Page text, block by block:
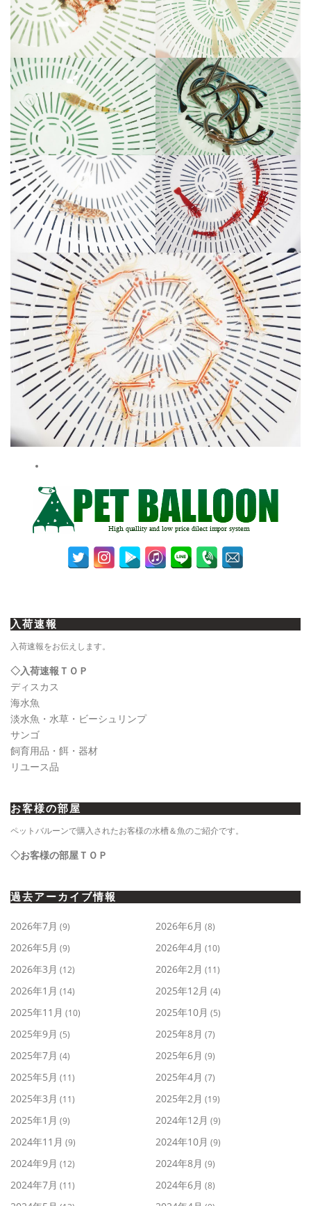
入荷速報
入荷速報をお伝えします。
◇入荷速報ＴＯＰ
ディスカス
海水魚
淡水魚・水草・ビーシュリンプ
サンゴ
飼育用品・餌・器材
リユース品
お客様の部屋
ペットバルーンで購入されたお客様の水槽＆魚のご紹介です。
◇お客様の部屋ＴＯＰ
過去アーカイブ情報
2026年7月 (9) 2026年6月 (8)
2026年5月 (9) 2026年4月 (10)
2026年3月 (12) 2026年2月 (11)
2026年1月 (14) 2025年12月 (4)
2025年11月 (10) 2025年10月 (5)
2025年9月 (5) 2025年8月 (7)
2025年7月 (4) 2025年6月 (9)
2025年5月 (11) 2025年4月 (7)
2025年3月 (11) 2025年2月 (19)
2025年1月 (9) 2024年12月 (9)
2024年11月 (9) 2024年10月 (9)
2024年9月 (12) 2024年8月 (9)
2024年7月 (11) 2024年6月 (8)